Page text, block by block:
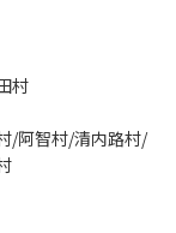
村
/阿智村/清内路村/